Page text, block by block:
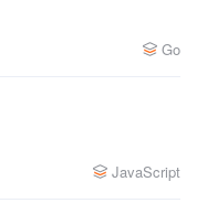
Go
JavaScript